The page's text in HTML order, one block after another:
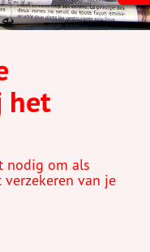
het
nodig om als
van je